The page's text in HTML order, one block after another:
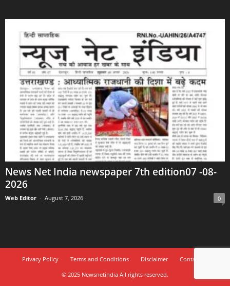
News Net India newspaper 7th edition07 -08-
2026
Web Editor - August 7, 2026 0
Privacy Policy Terms and Conditions Disclaimer
Contact Us
© 2025 Newsnetindia All rights reserved.